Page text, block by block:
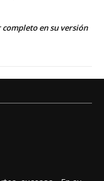
completo en su versión